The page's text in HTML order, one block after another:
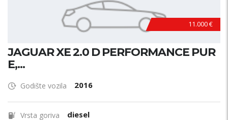
11.000 €
JAGUAR XE 2.0 D PERFORMANCE PUR
E,...
Godište vozila 2016
Vrsta goriva diesel